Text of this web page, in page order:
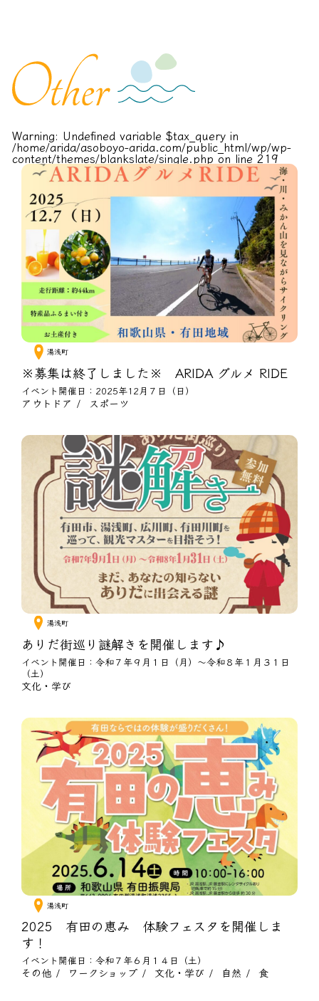
Warning: Undefined variable $tax_query in
/home/arida/asoboyo-arida.com/public_html/wp/wp-
content/themes/blankslate/single.php on line 219
湯浅町
※募集は終了しました※ ARIDA グルメ RIDE
イベント開催日：2025年12月７日（日）
アウトドア スポーツ
湯浅町
ありだ街巡り謎解きを開催します♪
イベント開催日：令和７年９月１日（月）～令和８年１月３１日
（土）
文化・学び
湯浅町
2025 有田の恵み 体験フェスタを開催しま
す！
イベント開催日：令和７年６月１４日（土）
その他 ワークショップ 文化・学び 自然 食